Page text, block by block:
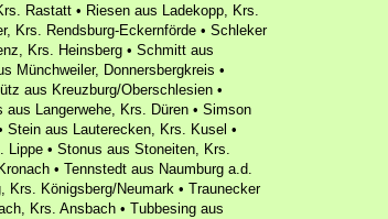
Rastatt • Riesen aus Ladekopp, Krs.
Krs. Rendsburg-Eckernförde • Schleker
Krs. Heinsberg • Schmitt aus
Münchweiler, Donnersbergkreis •
aus Kreuzburg/Oberschlesien •
Langerwehe, Krs. Düren • Simson
Stein aus Lauterecken, Krs. Kusel •
• Stonus aus Stoneiten, Krs.
• Tennstedt aus Naumburg a.d.
Krs. Königsberg/Neumark • Traunecker
Krs. Ansbach • Tubbesing aus